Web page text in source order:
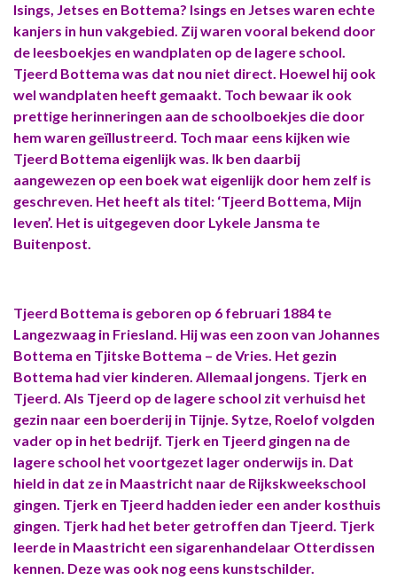
Isings, Jetses en Bottema? Isings en Jetses waren echte
kanjers in hun vakgebied. Zij waren vooral bekend door
de leesboekjes en wandplaten op de lagere school.
Tjeerd Bottema was dat nou niet direct. Hoewel hij ook
wel wandplaten heeft gemaakt. Toch bewaar ik ook
prettige herinneringen aan de schoolboekjes die door
hem waren geïllustreerd. Toch maar eens kijken wie
Tjeerd Bottema eigenlijk was. Ik ben daarbij
aangewezen op een boek wat eigenlijk door hem zelf is
geschreven. Het heeft als titel: ‘Tjeerd Bottema, Mijn
leven’. Het is uitgegeven door Lykele Jansma te
Buitenpost.
Tjeerd Bottema is geboren op 6 februari 1884 te
Langezwaag in Friesland. Hij was een zoon van Johannes
Bottema en Tjitske Bottema – de Vries. Het gezin
Bottema had vier kinderen. Allemaal jongens. Tjerk en
Tjeerd. Als Tjeerd op de lagere school zit verhuisd het
gezin naar een boerderij in Tijnje. Sytze, Roelof volgden
vader op in het bedrijf. Tjerk en Tjeerd gingen na de
lagere school het voortgezet lager onderwijs in. Dat
hield in dat ze in Maastricht naar de Rijkskweekschool
gingen. Tjerk en Tjeerd hadden ieder een ander kosthuis
gingen. Tjerk had het beter getroffen dan Tjeerd. Tjerk
leerde in Maastricht een sigarenhandelaar Otterdissen
kennen. Deze was ook nog eens kunstschilder.